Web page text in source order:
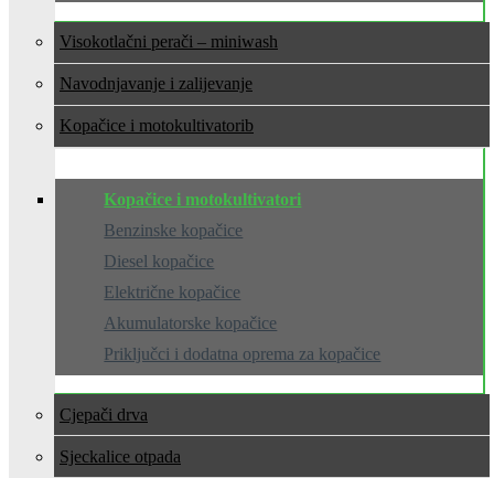
Visokotlačni perači – miniwash
Navodnjavanje i zalijevanje
Kopačice i motokultivatori
Kopačice i motokultivatori
Benzinske kopačice
Diesel kopačice
Električne kopačice
Akumulatorske kopačice
Priključci i dodatna oprema za kopačice
Cjepači drva
Sjeckalice otpada